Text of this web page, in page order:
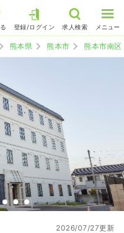
登録/ログイン 求人検索 メニュー
熊本県 熊本市 熊本市南区
2026/07/27更新